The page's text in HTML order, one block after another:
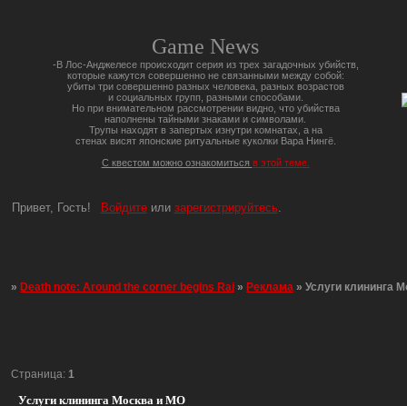
Game News
-В Лос-Анджелесе происходит серия из трех загадочных убийств,
которые кажутся совершенно не связанными между собой:
убиты три совершенно разных человека, разных возрастов
и социальных групп, разными способами.
Но при внимательном рассмотрении видно, что убийства
наполнены тайными знаками и символами.
Трупы находят в запертых изнутри комнатах, а на
стенах висят японские ритуальные куколки Вара Нингё.
С квестом можно ознакомиться в этой теме.
Привет, Гость! Войдитеили зарегистрируйтесь.
»Death note: Around the corner begins Rai »Реклама »Услуги клининга
Услуги клининга Москва и МО
Страница: 1